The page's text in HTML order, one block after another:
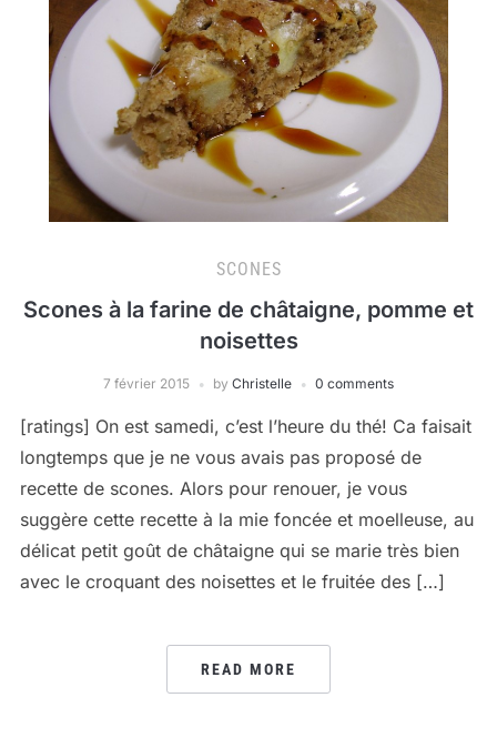
SCONES
Scones à la farine de châtaigne, pomme et
noisettes
7 février 2015 by Christelle 0 comments
[ratings] On est samedi, c’est l’heure du thé! Ca faisait
longtemps que je ne vous avais pas proposé de
recette de scones. Alors pour renouer, je vous
suggère cette recette à la mie foncée et moelleuse, au
délicat petit goût de châtaigne qui se marie très bien
avec le croquant des noisettes et le fruitée des […]
READ MORE